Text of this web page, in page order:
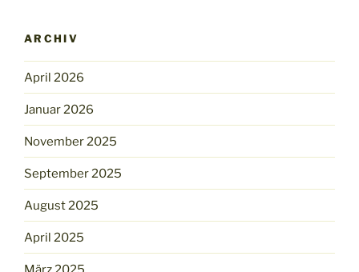
ARCHIV
April 2026
Januar 2026
November 2025
September 2025
August 2025
April 2025